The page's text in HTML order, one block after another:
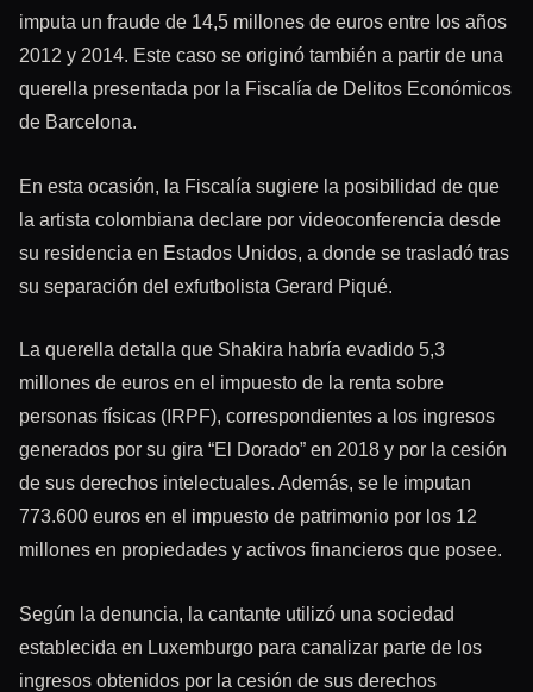
imputa un fraude de 14,5 millones de euros entre los años
2012 y 2014. Este caso se originó también a partir de una
querella presentada por la Fiscalía de Delitos Económicos
de Barcelona.
En esta ocasión, la Fiscalía sugiere la posibilidad de que
la artista colombiana declare por videoconferencia desde
su residencia en Estados Unidos, a donde se trasladó tras
su separación del exfutbolista Gerard Piqué.
La querella detalla que Shakira habría evadido 5,3
millones de euros en el impuesto de la renta sobre
personas físicas (IRPF), correspondientes a los ingresos
generados por su gira “El Dorado” en 2018 y por la cesión
de sus derechos intelectuales. Además, se le imputan
773.600 euros en el impuesto de patrimonio por los 12
millones en propiedades y activos financieros que posee.
Según la denuncia, la cantante utilizó una sociedad
establecida en Luxemburgo para canalizar parte de los
ingresos obtenidos por la cesión de sus derechos